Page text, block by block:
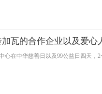
瓦的合作企业以及爱心
在中华慈善日以及99公益日四天，